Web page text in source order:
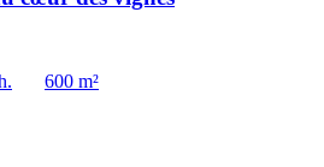
600 m²